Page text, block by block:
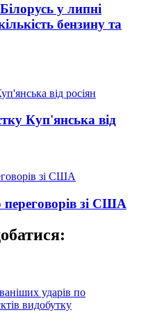
у липні
бензину та
Куп'янська від
зі США